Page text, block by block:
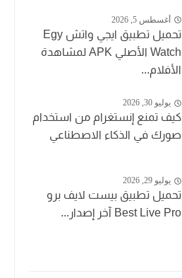
أغسطس 5, 2026
تحميل تطبيق ايجي واتش Egy
Watch الأصلي APK لمشاهدة
الأفلام...
يوليو 30, 2026
كيف تمنع إنستغرام من استخدام
صورك في الذكاء الاصطناعي
يوليو 29, 2026
تحميل تطبيق بيست لايف برو
Best Live Pro آخر إصدار...